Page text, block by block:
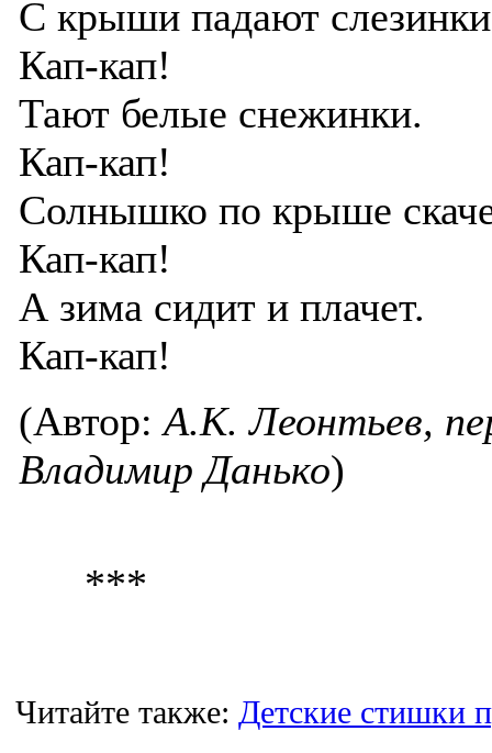
С крыши падают
Кап-кап!
Тают белые снежинки.
Кап-кап!
Солнышко по крыше
Кап-кап!
А зима сидит и плачет.
Кап-кап!
(Автор:А.К. Леонтьев,
Владимир Данько)
***
Читайте также: Детские стишки